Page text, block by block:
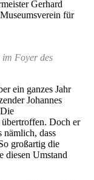
Gerhard
für
im Foyer des
ein ganzes Jahr
Johannes
übertroffen. Doch er
nämlich, dass
großartig die
diesen Umstand